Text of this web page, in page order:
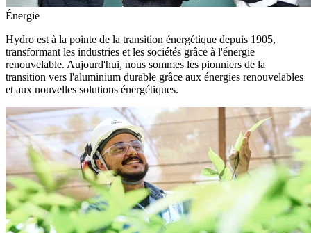
Énergie
Hydro est à la pointe de la transition énergétique depuis 1905,
transformant les industries et les sociétés grâce à l'énergie
renouvelable. Aujourd'hui, nous sommes les pionniers de la
transition vers l'aluminium durable grâce aux énergies renouvelables
et aux nouvelles solutions énergétiques.